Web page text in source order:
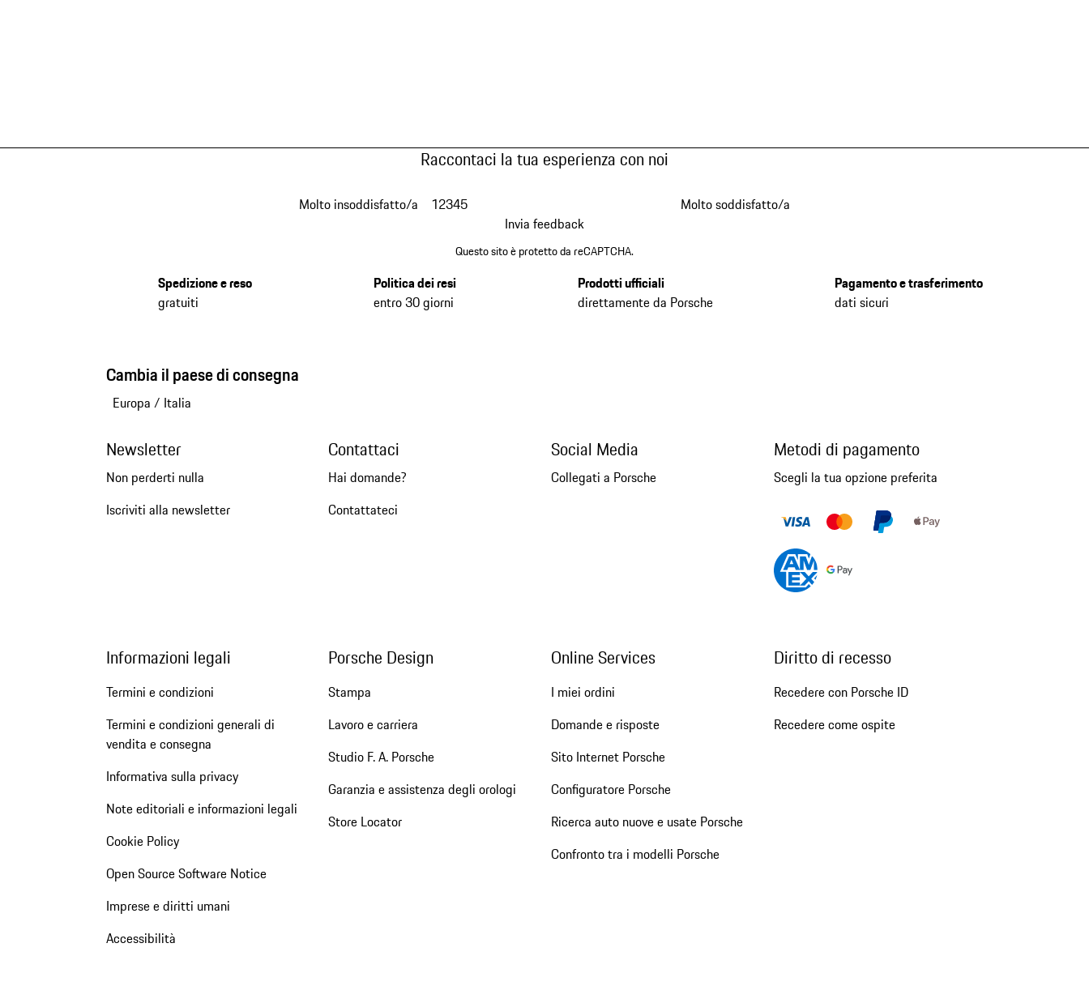
Raccontaci la tua esperienza con noi
Molto insoddisfatto/a 12345
Molto soddisfatto/a
Invia feedback
Questo sito è protetto da reCAPTCHA.
Spedizione e reso
gratuiti
Politica dei resi
entro 30 giorni
Prodotti ufficiali
direttamente da Porsche
Pagamento e trasferimento
dati sicuri
Cambia il paese di consegna
Europa / Italia
Newsletter
Non perderti nulla
Iscriviti alla newsletter
Contattaci
Hai domande?
Contattateci
Social Media
Collegati a Porsche
Metodi di pagamento
Scegli la tua opzione preferita
Informazioni legali
Termini e condizioni
Termini e condizioni generali di
vendita e consegna
Informativa sulla privacy
Note editoriali e informazioni legali
Cookie Policy
Open Source Software Notice
Imprese e diritti umani
Accessibilità
Porsche Design
Stampa
Lavoro e carriera
Studio F. A. Porsche
Garanzia e assistenza degli orologi
Store Locator
Online Services
I miei ordini
Domande e risposte
Sito Internet Porsche
Configuratore Porsche
Ricerca auto nuove e usate Porsche
Confronto tra i modelli Porsche
Diritto di recesso
Recedere con Porsche ID
Recedere come ospite